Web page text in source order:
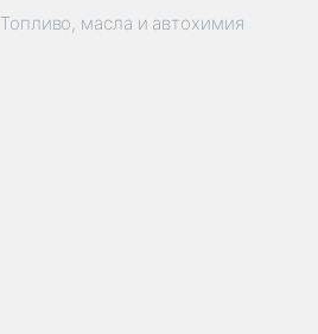
Топливо, масла и автохимия